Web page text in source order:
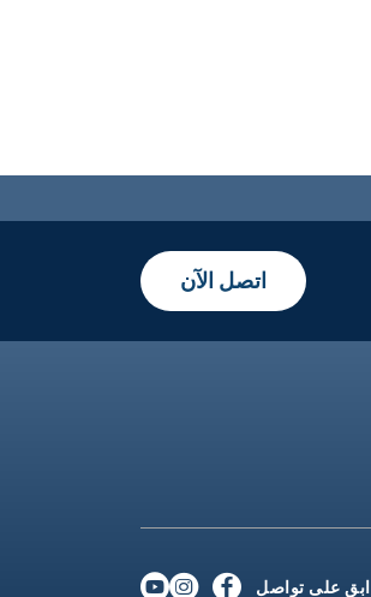
اتصل الآن
ابق على تواصل